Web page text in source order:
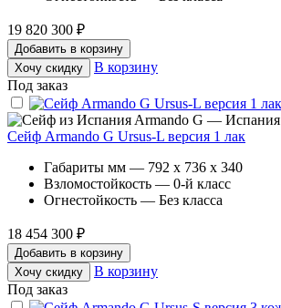
19 820 300 ₽
Добавить в корзину
Хочу скидку
В корзину
Под заказ
Armando G — Испания
Сейф Armando G Ursus-L версия 1 лак
Габариты мм — 792 x 736 x 340
Взломостойкость — 0-й класс
Огнестойкость — Без класса
18 454 300 ₽
Добавить в корзину
Хочу скидку
В корзину
Под заказ